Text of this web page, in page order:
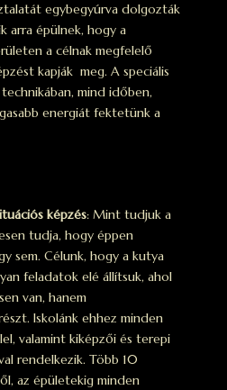
egybegyúrva dolgozták
arra épülnek, hogy a
a célnak megfelelő
kapják meg. A speciális
mind időben,
energiát fektetünk a
képzés: Mint tudjuk a
tudja, hogy éppen
sem. Célunk, hogy a kutya
feladatok elé állítsuk, ahol
van, hanem
Iskolánk ehhez minden
valamint kiképzői és terepi
rendelkezik. Több 10
az épületekig minden